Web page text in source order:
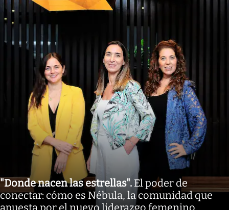
"Donde nacen las estrellas". El poder de
conectar: cómo es Nébula, la comunidad que
apuesta por el nuevo liderazgo femenino